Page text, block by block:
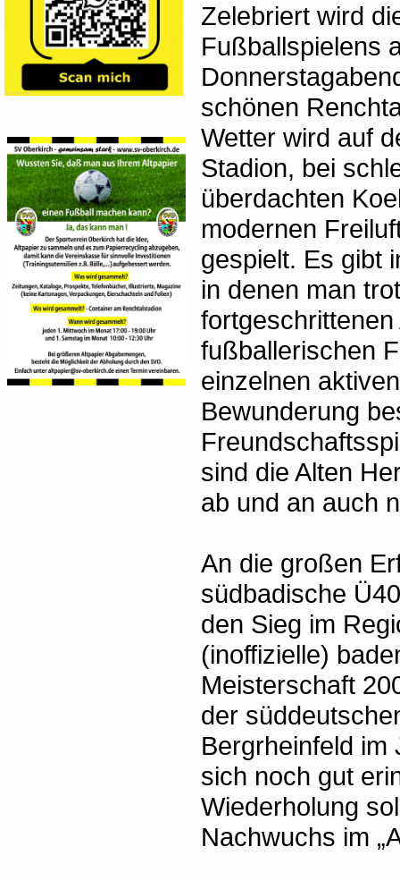
Zelebriert wird
Fußballspielens
schönen
Wetter wird auf
Stadion, bei
überdachten
modernen
gespielt. Es gibt
in denen man
fortgeschrittenen
fußballerischen
einzelnen
Bewunderung
sind die Alten
ab und an auch
An die großen
südbadische
den Sieg im
(inoffizielle)
Meisterschaft
der
Bergrheinfeld im
sich noch gut
Wiederholung
Nachwuchs im